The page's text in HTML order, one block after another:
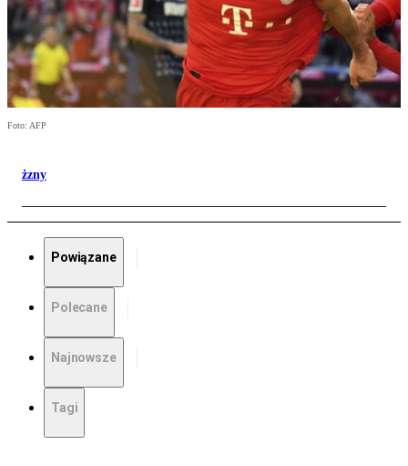
Foto: AFP
żzny
Powiązane
Polecane
Najnowsze
Tagi